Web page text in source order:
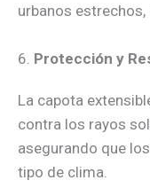
urbanos estrechos,
6. Protección y
La capota
contra los rayos
asegurando que
tipo de clima.